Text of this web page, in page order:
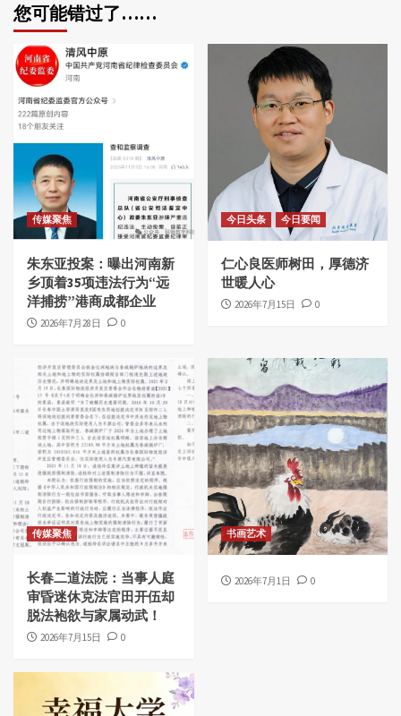
您可能错过了……
传媒聚焦
朱东亚投案：曝出河南新
乡顶着35项违法行为“远
洋捕捞”港商成都企业
2026年7月28日 0
今日头条 今日要闻
仁心良医师树田，厚德济
世暖人心
2026年7月15日 0
传媒聚焦
长春二道法院：当事人庭
审昏迷休克法官田开伍却
脱法袍欲与家属动武！
2026年7月15日 0
书画艺术
2026年7月1日 0